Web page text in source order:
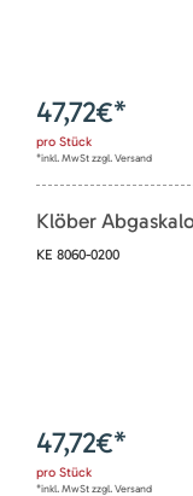
47,72€*
pro Stück
*inkl. MwSt zzgl. Versand
Klöber
KE 8060-0200
47,72€*
pro Stück
*inkl. MwSt zzgl. Versand